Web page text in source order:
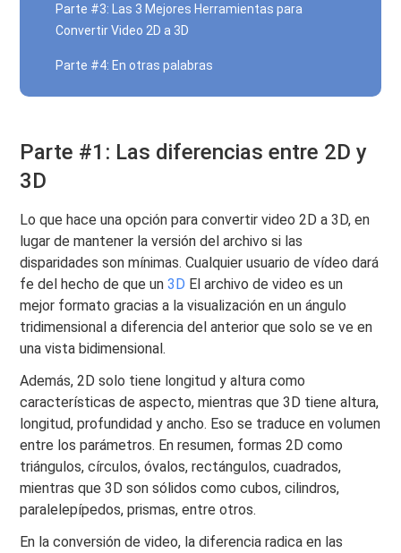
Parte #3: Las 3 Mejores Herramientas para
Convertir Video 2D a 3D
Parte #4: En otras palabras
Parte #1: Las diferencias entre 2D y
3D
Lo que hace una opción para convertir video 2D a 3D, en
lugar de mantener la versión del archivo si las
disparidades son mínimas. Cualquier usuario de vídeo dará
fe del hecho de que un3D El archivo de video es un
mejor formato gracias a la visualización en un ángulo
tridimensional a diferencia del anterior que solo se ve en
una vista bidimensional.
Además, 2D solo tiene longitud y altura como
características de aspecto, mientras que 3D tiene altura,
longitud, profundidad y ancho. Eso se traduce en volumen
entre los parámetros. En resumen, formas 2D como
triángulos, círculos, óvalos, rectángulos, cuadrados,
mientras que 3D son sólidos como cubos, cilindros,
paralelepípedos, prismas, entre otros.
En la conversión de video, la diferencia radica en las